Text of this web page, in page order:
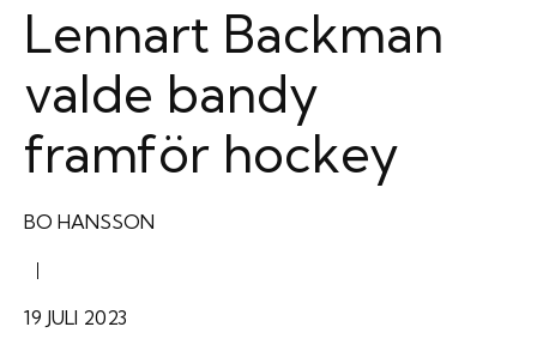
Lennart Backman
valde bandy
framför hockey
BO HANSSON
|
19 JULI 2023